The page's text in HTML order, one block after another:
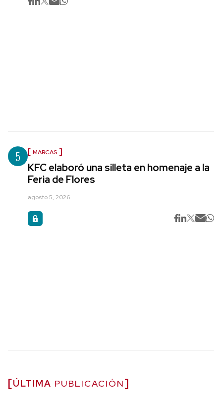
5 MARCAS
KFC elaboró una silleta en homenaje a la
Feria de Flores
agosto 5, 2026
ÚLTIMA PUBLICACIÓN